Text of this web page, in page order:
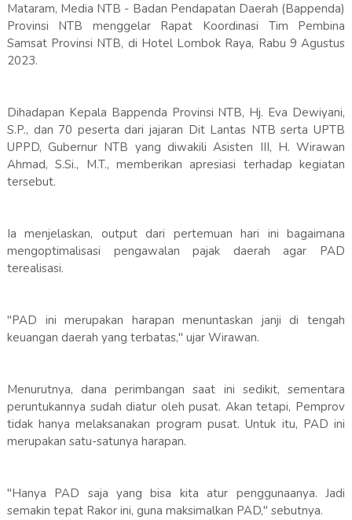
Mataram, Media NTB - Badan Pendapatan Daerah (Bappenda)
Provinsi NTB menggelar Rapat Koordinasi Tim Pembina
Samsat Provinsi NTB, di Hotel Lombok Raya, Rabu 9 Agustus
2023.
Dihadapan Kepala Bappenda Provinsi NTB, Hj. Eva Dewiyani,
S.P., dan 70 peserta dari jajaran Dit Lantas NTB serta UPTB
UPPD, Gubernur NTB yang diwakili Asisten III, H. Wirawan
Ahmad, S.Si., M.T., memberikan apresiasi terhadap kegiatan
tersebut.
Ia menjelaskan, output dari pertemuan hari ini bagaimana
mengoptimalisasi pengawalan pajak daerah agar PAD
terealisasi.
"PAD ini merupakan harapan menuntaskan janji di tengah
keuangan daerah yang terbatas," ujar Wirawan.
Menurutnya, dana perimbangan saat ini sedikit, sementara
peruntukannya sudah diatur oleh pusat. Akan tetapi, Pemprov
tidak hanya melaksanakan program pusat. Untuk itu, PAD ini
merupakan satu-satunya harapan.
"Hanya PAD saja yang bisa kita atur penggunaanya. Jadi
semakin tepat Rakor ini, guna maksimalkan PAD," sebutnya.